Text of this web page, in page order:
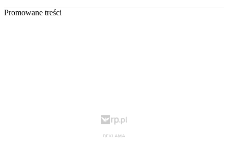
Promowane treści